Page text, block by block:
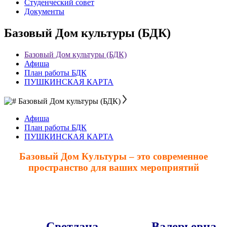
Студенческий совет
Документы
Базовый Дом культуры (БДК)
Базовый Дом культуры (БДК)
Афиша
План работы БДК
ПУШКИНСКАЯ КАРТА
Базовый Дом культуры (БДК)
Афиша
План работы БДК
ПУШКИНСКАЯ КАРТА
Базовый Дом Культуры – это современное
пространство для ваших мероприятий